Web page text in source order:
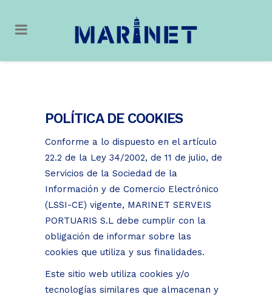
POLÍTICA DE COOKIES
Conforme a lo dispuesto en el artículo
22.2 de la Ley 34/2002, de 11 de julio, de
Servicios de la Sociedad de la
Información y de Comercio Electrónico
(LSSI-CE) vigente, MARINET SERVEIS
PORTUARIS S.L debe cumplir con la
obligación de informar sobre las
cookies que utiliza y sus finalidades.
Este sitio web utiliza cookies y/o
tecnologías similares que almacenan y